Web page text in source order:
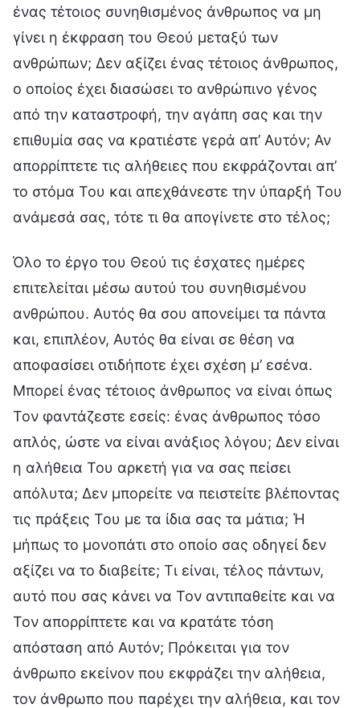
ένας τέτοιος συνηθισμένος άνθρωπος να μη
γίνει η έκφραση του Θεού μεταξύ των
ανθρώπων; Δεν αξίζει ένας τέτοιος άνθρωπος,
ο οποίος έχει διασώσει το ανθρώπινο γένος
από την καταστροφή, την αγάπη σας και την
επιθυμία σας να κρατιέστε γερά απ’ Αυτόν; Αν
απορρίπτετε τις αλήθειες που εκφράζονται απ’
το στόμα Του και απεχθάνεστε την ύπαρξή Του
ανάμεσά σας, τότε τι θα απογίνετε στο τέλος;
Όλο το έργο του Θεού τις έσχατες ημέρες
επιτελείται μέσω αυτού του συνηθισμένου
ανθρώπου. Αυτός θα σου απονείμει τα πάντα
και, επιπλέον, Αυτός θα είναι σε θέση να
αποφασίσει οτιδήποτε έχει σχέση μ’ εσένα.
Μπορεί ένας τέτοιος άνθρωπος να είναι όπως
Τον φαντάζεστε εσείς: ένας άνθρωπος τόσο
απλός, ώστε να είναι ανάξιος λόγου; Δεν είναι
η αλήθεια Του αρκετή για να σας πείσει
απόλυτα; Δεν μπορείτε να πειστείτε βλέποντας
τις πράξεις Του με τα ίδια σας τα μάτια; Ή
μήπως το μονοπάτι στο οποίο σας οδηγεί δεν
αξίζει να το διαβείτε; Τι είναι, τέλος πάντων,
αυτό που σας κάνει να Τον αντιπαθείτε και να
Τον απορρίπτετε και να κρατάτε τόση
απόσταση από Αυτόν; Πρόκειται για τον
άνθρωπο εκείνον που εκφράζει την αλήθεια,
τον άνθρωπο που παρέχει την αλήθεια, και τον